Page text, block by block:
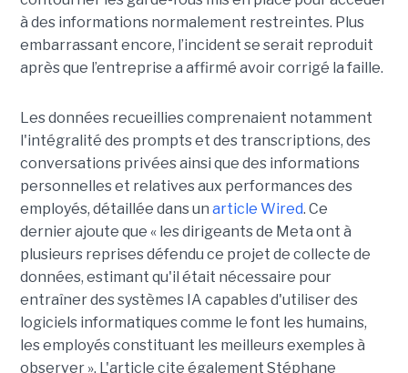
à des informations normalement restreintes. Plus
embarrassant encore, l’incident se serait reproduit
après que l’entreprise a affirmé avoir corrigé la faille.
Les données recueillies comprenaient notamment
l'intégralité des prompts et des transcriptions, des
conversations privées ainsi que des informations
personnelles et relatives aux performances des
employés, détaillée dans un article Wired. Ce
dernier ajoute que « les dirigeants de Meta ont à
plusieurs reprises défendu ce projet de collecte de
données, estimant qu'il était nécessaire pour
entraîner des systèmes IA capables d'utiliser des
logiciels informatiques comme le font les humains,
les employés constituant les meilleurs exemples à
observer ». L'article cite également Stéphane